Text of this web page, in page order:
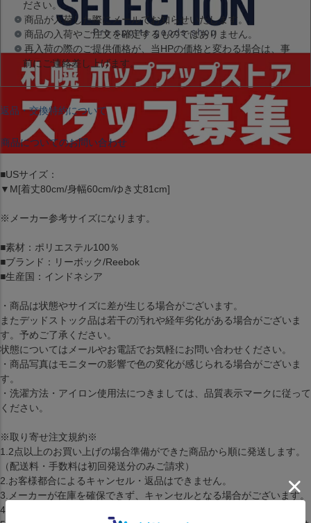
ださい。
商品が入荷した際にメールでお知らせいたします。
商品の入荷やご注文を確定するものではありません。
再入荷の際のご提供価格が、当HPの価格と変わる場合は、事
前にご連絡差し上げます。
返品・交換特約について
商品についてのお問い合わせ
■USサイズ：
▼M[着丈80cm/身幅60cm/ゆき丈81cm]
※メーカー参考サイズになります。
■素材：ポリエステル100％
■ブランド：リーボック/Reebok
■生産国：インドネシア
・商品は状態やサイズに差が生じる場合がございます。
またデッドストック品は若干の汚れや経年劣化がある場合がございま
す。予めご了承ください。
状態についてはメールやお電話でお気軽にお問い合わせください。
・商品写真はモニターの影響で色の変化が感じられる場合がございま
す。
・洗濯方法・アイロン使用法につきましては、品質表示マークに従って
ください。
※取り寄せ注文規約※
1.2点以上のお買い上げの場合準備ができた商品から順に発送します。
（配送料・手数料は初回発送分のみご請求）
2.お客様都合によるキャンセル・返品はできません。
3.メーカーが在庫を確保できず、キャンセルとなる場合がございます。
4.仕様が変更される場合もございます。